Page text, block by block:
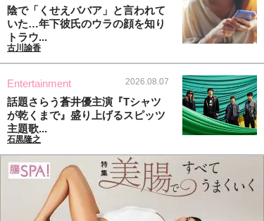
陰で「くせえババア」と言われて
いた…年下彼氏のウラの顔を知り
トラウ...
古川諭香
Entertainment 2026.08.07
話題さらう蒼井優主演『Tシャツ
が乾くまで』盛り上げるスピッツ
主題歌...
石黒隆之